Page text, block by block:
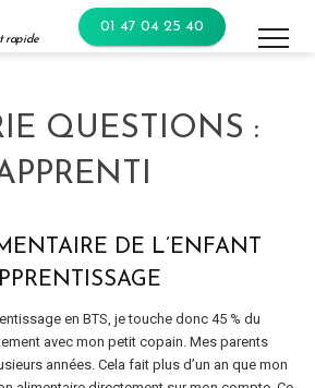
rapide
01 47 04 25 40
QUESTIONS :
DE L’ENFANT
en BTS, je touche donc 45 % du
avec mon petit copain. Mes parents
années. Cela fait plus d’un an que mon